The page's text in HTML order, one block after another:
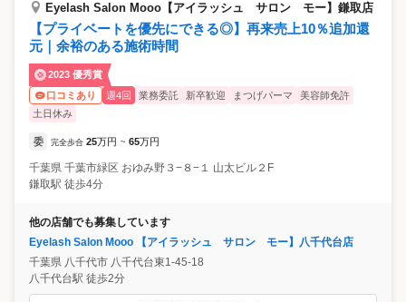
Eyelash Salon Mooo【アイラッシュ サロン モー】鎌取店
【プライベートを優先にできる◎】再来売上10％追加還
元｜余裕のある施術時間
2023 優秀賞
口コミあり
週4回 業務委託 新卒歓迎 まつげパーマ
美容師免許
土日休み
委 完全歩合 25万円 ~ 65万円
千葉県 千葉市緑区 おゆみ野３−８−１ 山太ビル２F
鎌取駅 徒歩4分
他の店舗でも募集しています
Eyelash Salon Mooo 【アイラッシュ サロン モー】八千代台店
千葉県 八千代市 八千代台東1-45-18
八千代台駅 徒歩2分